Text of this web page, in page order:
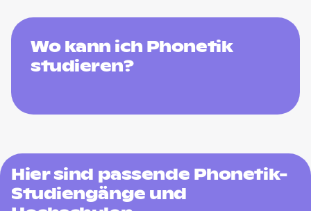
Wo kann ich Phonetik
studieren?
Hier sind passende Phonetik-
Studiengänge und